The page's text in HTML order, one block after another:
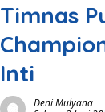
Timnas
Inti
Deni Mulyana